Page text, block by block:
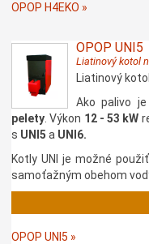
OPOP H4EKO »
OPOP UNI5
Liatinový kotol
Liatinový kotol
Ako palivo
pelety . Výkon 12 - 53 kW
s UNI5 a UNI6.
Kotly UNI je možné
samoťažným obehom
OPOP UNI5 »